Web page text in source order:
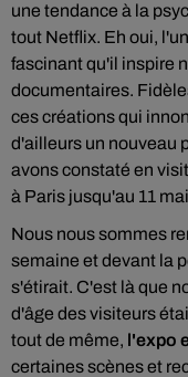
une tendance à la
tout Netflix. Eh oui,
fascinant qu'il inspire
documentaires.
ces créations qui
d'ailleurs un nouveau
avons constaté en
à Paris jusqu'au 11
Nous nous sommes
semaine et devant la
s'étirait. C'est là que
d'âge des visiteurs
tout de même, l'expo
certaines scènes et